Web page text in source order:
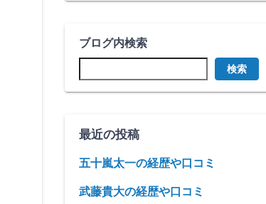
ブログ内検索
検索
最近の投稿
五十嵐太一の経歴や口コミ
武藤貴大の経歴や口コミ